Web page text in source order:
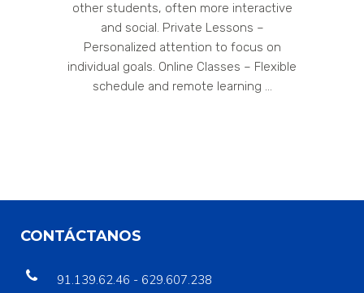
other students, often more interactive
and social. Private Lessons –
Personalized attention to focus on
individual goals. Online Classes – Flexible
schedule and remote learning ...
CONTÁCTANOS
91.139.62.46 - 629.607.238